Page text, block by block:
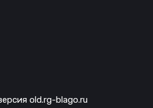
old.rg-blago.ru